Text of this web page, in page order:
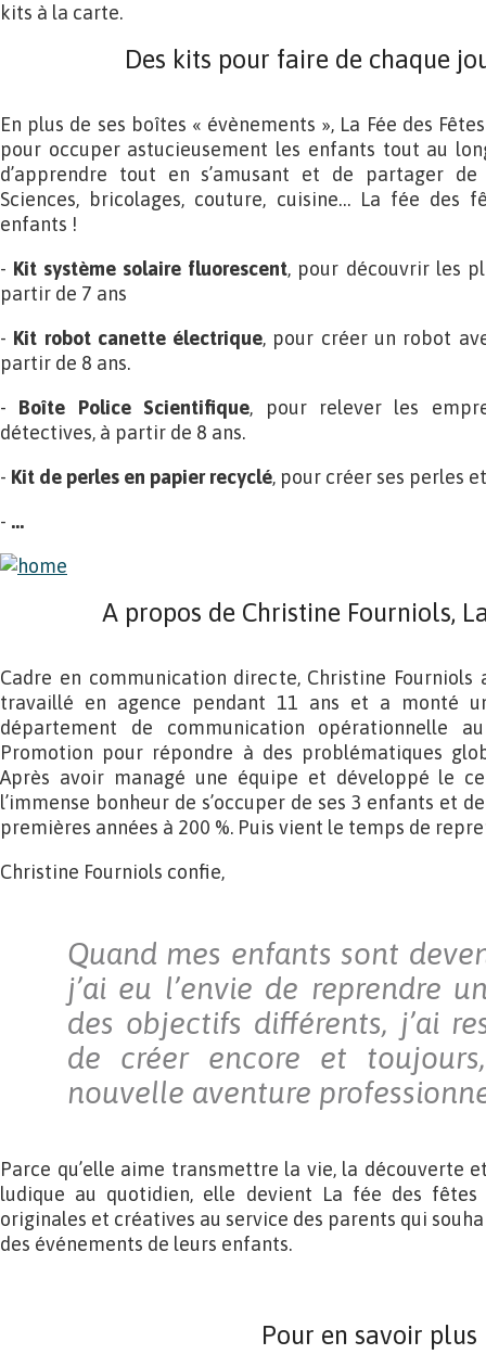
kits à la carte.
Des kits pour faire de chaque
En plus de ses boîtes « évènements », La Fée des
pour occuper astucieusement les enfants tout au
d’apprendre tout en s’amusant et de partager
Sciences, bricolages, couture, cuisine… La fée des
enfants !
- Kit système solaire fluorescent, pour découvrir les
partir de 7 ans
- Kit robot canette électrique, pour créer un robot
partir de 8 ans.
- Boîte Police Scientifique, pour relever les
détectives, à partir de 8 ans.
- Kit de perles en papier recyclé, pour créer ses perles
- …
A propos de Christine Fourniols,
Cadre en communication directe, Christine Fourniols
travaillé en agence pendant 11 ans et a monté
département de communication opérationnelle
Promotion pour répondre à des problématiques
Après avoir managé une équipe et développé le
l’immense bonheur de s’occuper de ses 3 enfants et
premières années à 200 %. Puis vient le temps de
Christine Fourniols confie,
Quand mes enfants sont
j’ai eu l’envie de reprendre
des objectifs différents, j’ai
de créer encore et
nouvelle aventure
Parce qu’elle aime transmettre la vie, la découverte
ludique au quotidien, elle devient La fée des
originales et créatives au service des parents qui
des événements de leurs enfants.
Pour en savoir plus